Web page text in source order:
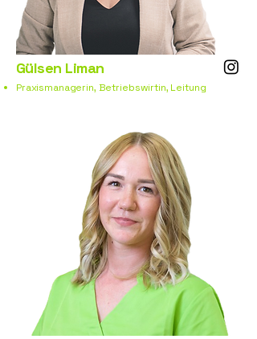
Gülsen Liman
Praxismanagerin, Betriebswirtin, Leitung